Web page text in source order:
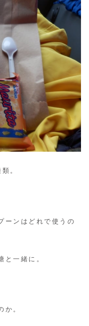
。
ーンはどれで使うの
と一緒に。
か。